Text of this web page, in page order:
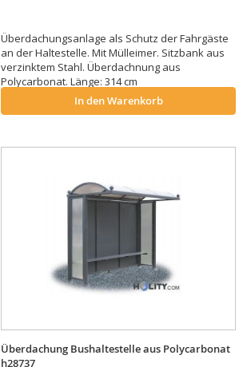
Überdachungsanlage als Schutz der Fahrgäste
an der Haltestelle. Mit Mülleimer. Sitzbank aus
verzinktem Stahl. Überdachnung aus
Polycarbonat. Länge: 314 cm
In den Warenkorb
Überdachung Bushaltestelle aus Polycarbonat
h28737